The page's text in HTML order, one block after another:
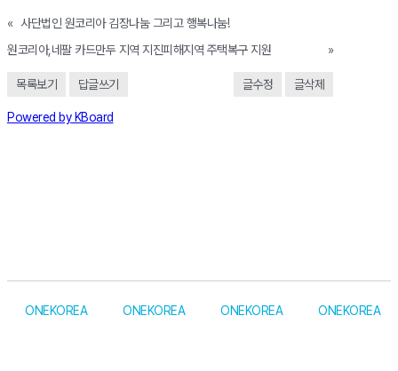
«
사단법인 원코리아 김장나눔 그리고 행복나눔!
원코리아,네팔 카드만두 지역 지진피해지역 주택복구 지원
»
목록보기 답글쓰기 글수정 글삭제
Powered by KBoard
ONEKOREA ONEKOREA ONEKOREA ONEKOREA